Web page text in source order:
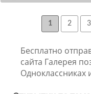
1 2 3
Бесплатно
сайта Галерея
Одноклассниках